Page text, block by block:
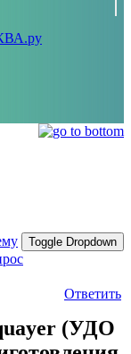
Toggle Dropdown
Ответить
(УДО